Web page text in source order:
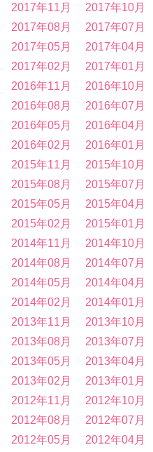
2017年11月
2017年10月
2017年08月
2017年07月
2017年05月
2017年04月
2017年02月
2017年01月
2016年11月
2016年10月
2016年08月
2016年07月
2016年05月
2016年04月
2016年02月
2016年01月
2015年11月
2015年10月
2015年08月
2015年07月
2015年05月
2015年04月
2015年02月
2015年01月
2014年11月
2014年10月
2014年08月
2014年07月
2014年05月
2014年04月
2014年02月
2014年01月
2013年11月
2013年10月
2013年08月
2013年07月
2013年05月
2013年04月
2013年02月
2013年01月
2012年11月
2012年10月
2012年08月
2012年07月
2012年05月
2012年04月